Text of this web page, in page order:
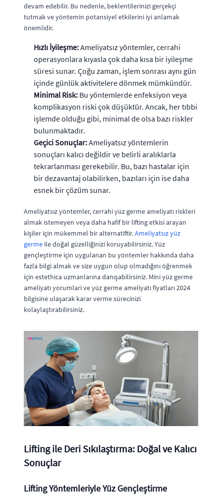
devam edebilir. Bu nedenle, beklentilerinizi gerçekçi
tutmak ve yöntemin potansiyel etkilerini iyi anlamak
önemlidir.
Hızlı İyileşme:Ameliyatsız yöntemler, cerrahi
operasyonlara kıyasla çok daha kısa bir iyileşme
süresi sunar. Çoğu zaman, işlem sonrası aynı gün
içinde günlük aktivitelere dönmek mümkündür.
Minimal Risk: Bu yöntemlerde enfeksiyon veya
komplikasyon riski çok düşüktür. Ancak, her tıbbi
işlemde olduğu gibi, minimal de olsa bazı riskler
bulunmaktadır.
Geçici Sonuçlar:Ameliyatsız yöntemlerin
sonuçları kalıcı değildir ve belirli aralıklarla
tekrarlanması gerekebilir. Bu, bazı hastalar için
bir dezavantaj olabilirken, bazıları için ise daha
esnek bir çözüm sunar.
Ameliyatsız yöntemler, cerrahi yüz germe ameliyatı riskleri
almak istemeyen veya daha hafif bir lifting etkisi arayan
kişiler için mükemmel bir alternatiftir.Ameliyatsız yüz
germe ile doğal güzelliğinizi koruyabilirsiniz. Yüz
gençleştirme için uygulanan bu yöntemler hakkında daha
fazla bilgi almak ve size uygun olup olmadığını öğrenmek
için estethica uzmanlarına danışabilirsiniz. Mini yüz germe
ameliyatı yorumlari ve yüz germe ameliyatı fiyatları 2024
bilgisine ulaşarak karar verme sürecinizi
kolaylaştırabilirsiniz.
Lifting ile Deri Sıkılaştırma: Doğal ve Kalıcı
Sonuçlar
Lifting Yöntemleriyle Yüz Gençleştirme